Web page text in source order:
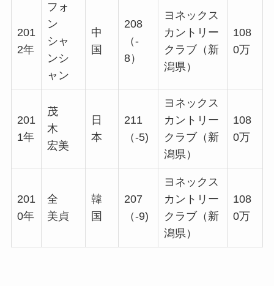
201
2年
フォ
ン
シャ
ンシ
ャン
中
国
208
（-
8）
ヨネックス
カントリー
クラブ（新
潟県）
108
0万
201
1年
茂
木
宏美
日
本
211
（-5)
ヨネックス
カントリー
クラブ（新
潟県）
108
0万
201
0年
全
美貞
韓
国
207
（-9)
ヨネックス
カントリー
クラブ（新
潟県）
108
0万